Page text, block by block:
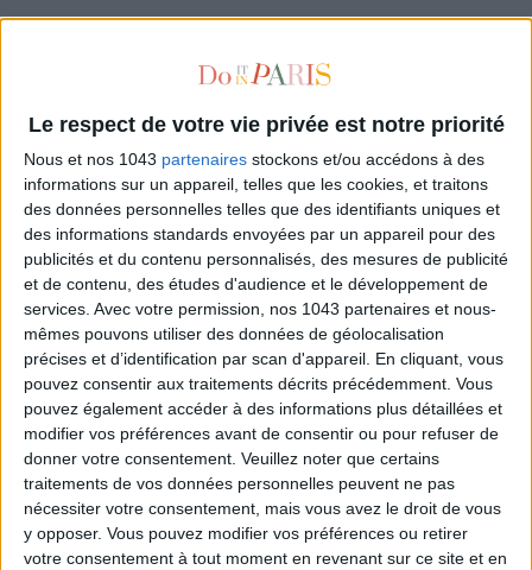
Le respect de votre vie privée est notre priorité
Nous et nos 1043 partenaires stockons et/ou accédons à des
informations sur un appareil, telles que les cookies, et traitons
des données personnelles telles que des identifiants uniques et
des informations standards envoyées par un appareil pour des
publicités et du contenu personnalisés, des mesures de publicité
et de contenu, des études d'audience et le développement de
services. Avec votre permission, nos 1043 partenaires et nous-
mêmes pouvons utiliser des données de géolocalisation
précises et d’identification par scan d'appareil. En cliquant, vous
pouvez consentir aux traitements décrits précédemment. Vous
pouvez également accéder à des informations plus détaillées et
modifier vos préférences avant de consentir ou pour refuser de
donner votre consentement. Veuillez noter que certains
traitements de vos données personnelles peuvent ne pas
nécessiter votre consentement, mais vous avez le droit de vous
y opposer. Vous pouvez modifier vos préférences ou retirer
votre consentement à tout moment en revenant sur ce site et en
Subscribe for our newsletter
SUBSCRIBE